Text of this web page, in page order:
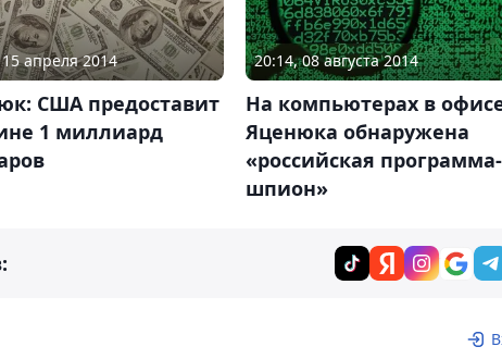
апреля 2014
США предоставит
1 миллиард
20:14, 08 августа 2014
На компьютерах в
Яценюка обнаружена
«российская программа-
шпион»